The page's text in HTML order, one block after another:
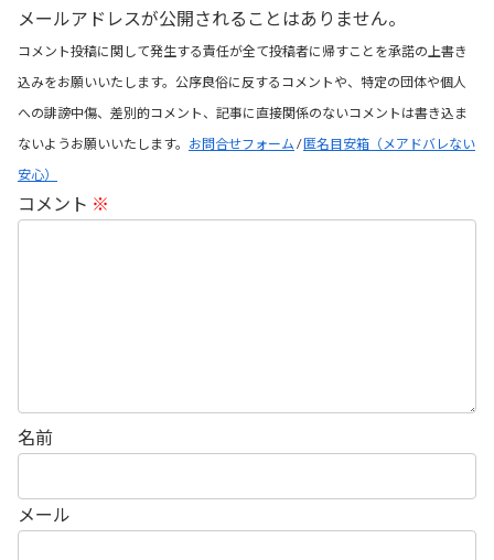
メールアドレスが公開されることはありません。
コメント投稿に関して発生する責任が全て投稿者に帰すことを承諾の上書き
込みをお願いいたします。公序良俗に反するコメントや、特定の団体や個人
への誹謗中傷、差別的コメント、記事に直接関係のないコメントは書き込ま
ないようお願いいたします。 お問合せフォーム /匿名目安箱（メアドバレない
安心）
コメント ※
名前
メール